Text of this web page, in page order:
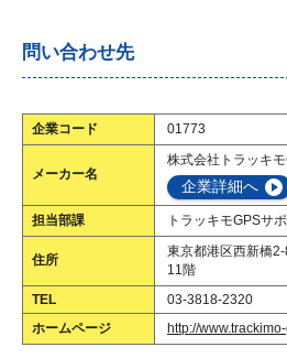
問い合わせ先
企業コード 01773
メーカー名
株式会社トラッキ
企業詳細へ
担当部課 トラッキモGPSサ
住所
東京都港区西新橋
11階
TEL
03-3818-2320
ホームページ
http://